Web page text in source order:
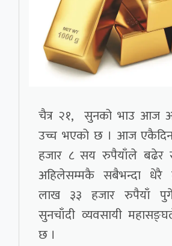
चैत्र २१, सुनको भाउ आज
उच्च भएको छ । आज एकैदिन
हजार ८ सय रुपैयाँले बढेर
अहिलेसम्मकै सबैभन्दा धेरै
लाख ३३ हजार रुपैयाँ
सुनचाँदी व्यवसायी
छ ।